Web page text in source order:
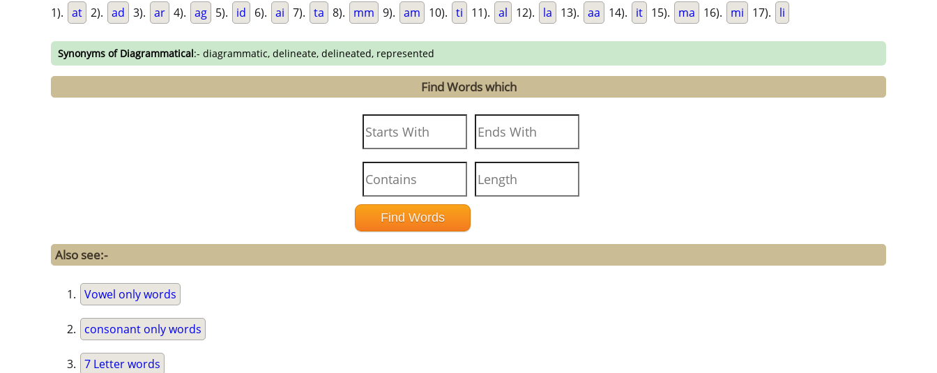
1). at 2). ad 3). ar 4). ag 5). id 6). ai 7). ta 8). mm 9). am 10). ti 11). al 12). la 13). aa 14). it 15). ma 16). mi 17). li
Synonyms of Diagrammatical:- diagrammatic, delineate, delineated, represented
Find Words which
Also see:-
Vowel only words
consonant only words
7 Letter words